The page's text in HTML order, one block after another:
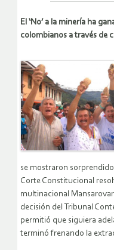
El ‘No’ a la minería ha
colombianos a través de
se mostraron
Corte Constitucional
multinacional
decisión del Tribunal
permitió que siguiera
terminó frenando la